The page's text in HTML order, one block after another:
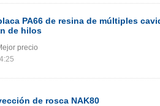
PA66 de resina de múltiples
de hilos
precio
de rosca NAK80